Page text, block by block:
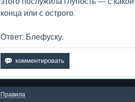
конца или с острого.
Ответ: Блефуску.
Правила